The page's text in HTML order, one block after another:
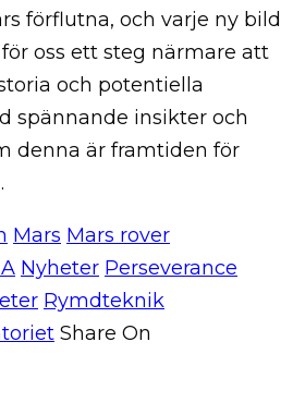
förflutna, och varje ny bild
oss ett steg närmare att
och potentiella
spännande insikter och
denna är framtiden för
Mars Mars rover
Nyheter Perseverance
Rymdteknik
Share On